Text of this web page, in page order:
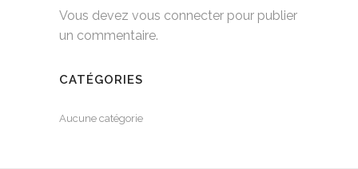
Vous devez vous connecter pour publier
un commentaire.
CATÉGORIES
Aucune catégorie